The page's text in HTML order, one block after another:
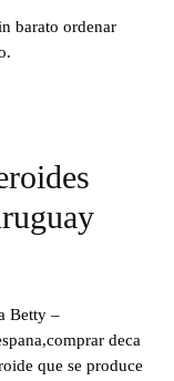
barato ordenar
Betty –
deca
que se produce